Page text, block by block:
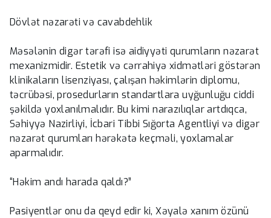
Dövlət nəzarəti və cavabdehlik
Məsələnin digər tərəfi isə aidiyyəti qurumların nəzarət
mexanizmidir. Estetik və cərrahiyə xidmətləri göstərən
klinikaların lisenziyası, çalışan həkimlərin diplomu,
təcrübəsi, prosedurların standartlara uyğunluğu ciddi
şəkildə yoxlanılmalıdır. Bu kimi narazılıqlar artdıqca,
Səhiyyə Nazirliyi, İcbari Tibbi Sığorta Agentliyi və digər
nəzarət qurumları hərəkətə keçməli, yoxlamalar
aparmalıdır.
“Həkim andı harada qaldı?”
Pasiyentlər onu da qeyd edir ki, Xəyalə xanım özünü